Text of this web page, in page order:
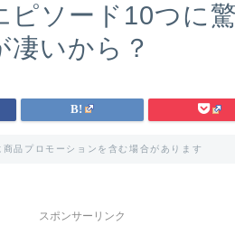
ピソード10つに
凄いから？
商品プロモーションを含む場合があります
スポンサーリンク